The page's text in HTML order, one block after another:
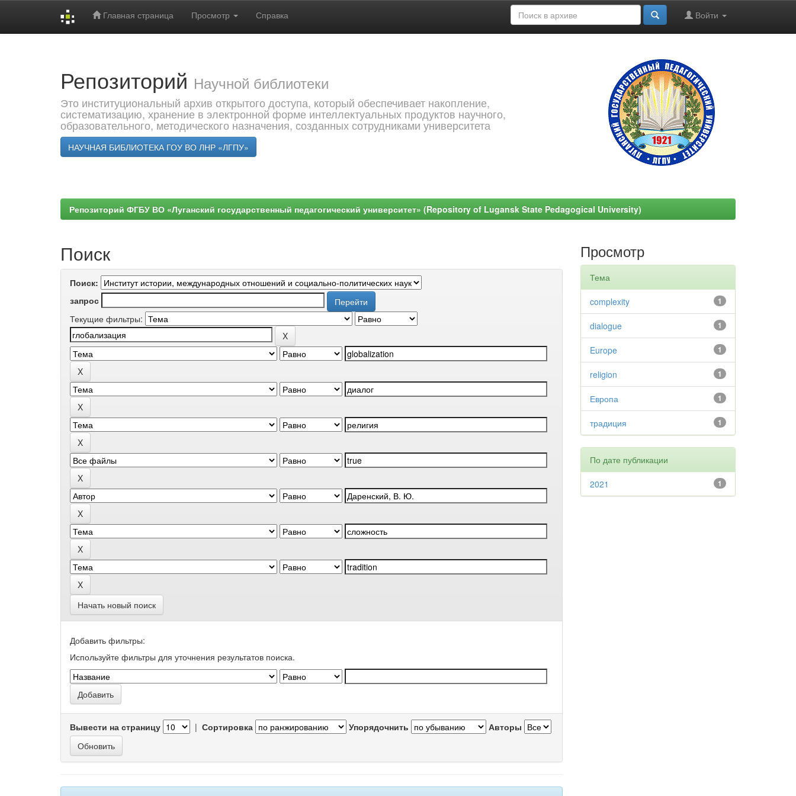
Главная страница Просмотр Справка Войти
Репозиторий Научной библиотеки
Это институциональный архив открытого доступа, который обеспечивает накопление,
систематизацию, хранение в электронной форме интеллектуальных продуктов научного,
образовательного, методического назначения, созданных сотрудниками университета
НАУЧНАЯ БИБЛИОТЕКА ГОУ ВО ЛНР «ЛГПУ»
Репозиторий ФГБУ ВО «Луганский государственный педагогический университет» (Repository of Lugansk State Pedagogical University)
Поиск
Поиск:
запрос
Текущие фильтры:
Начать новый поиск
Добавить фильтры:
Используйте фильтры для уточнения результатов поиска.
Вывести на страницу | Сортировка Упорядочнить Авторы
Просмотр
Тема
1
complexity
1
dialogue
1
Europe
1
religion
1
Европа
1
традиция
По дате публикации
1
2021